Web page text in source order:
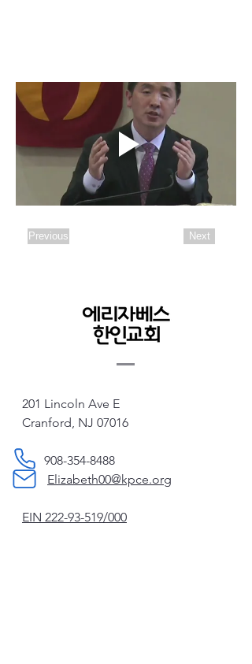
Previous Next
201 Lincoln Ave E
Cranford, NJ 07016
908-354-8488
Elizabeth00@kpce.org
EIN 222-93-519/000